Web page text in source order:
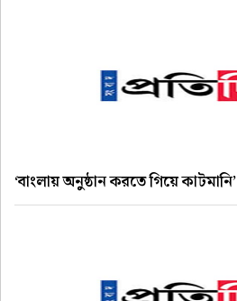
‘বাংলায় অনুষ্ঠান করতে গিয়ে কাটমানি’